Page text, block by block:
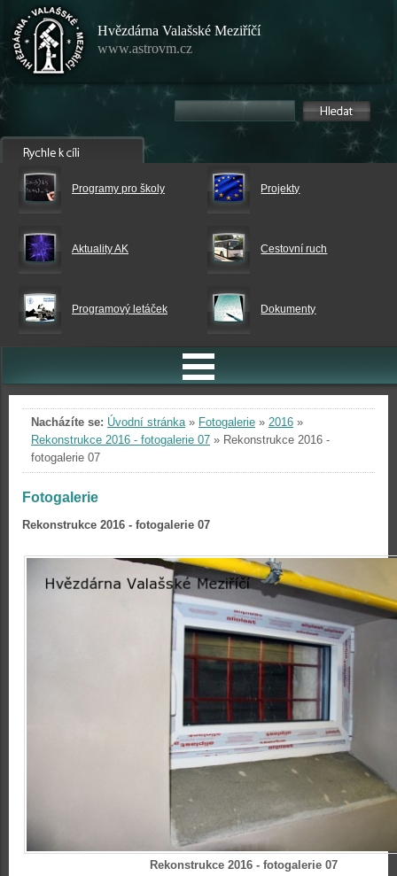
Hvězdárna Valašské Meziříčí
www.astrovm.cz
Programy pro školy Projekty
Aktuality AK Cestovní ruch
Programový letáček Dokumenty
Nacházíte se: Úvodní stránka» Fotogalerie » 2016 »
Rekonstrukce 2016 - fotogalerie 07 » Rekonstrukce 2016 -
fotogalerie 07
Fotogalerie
Rekonstrukce 2016 - fotogalerie 07
Rekonstrukce 2016 - fotogalerie 07